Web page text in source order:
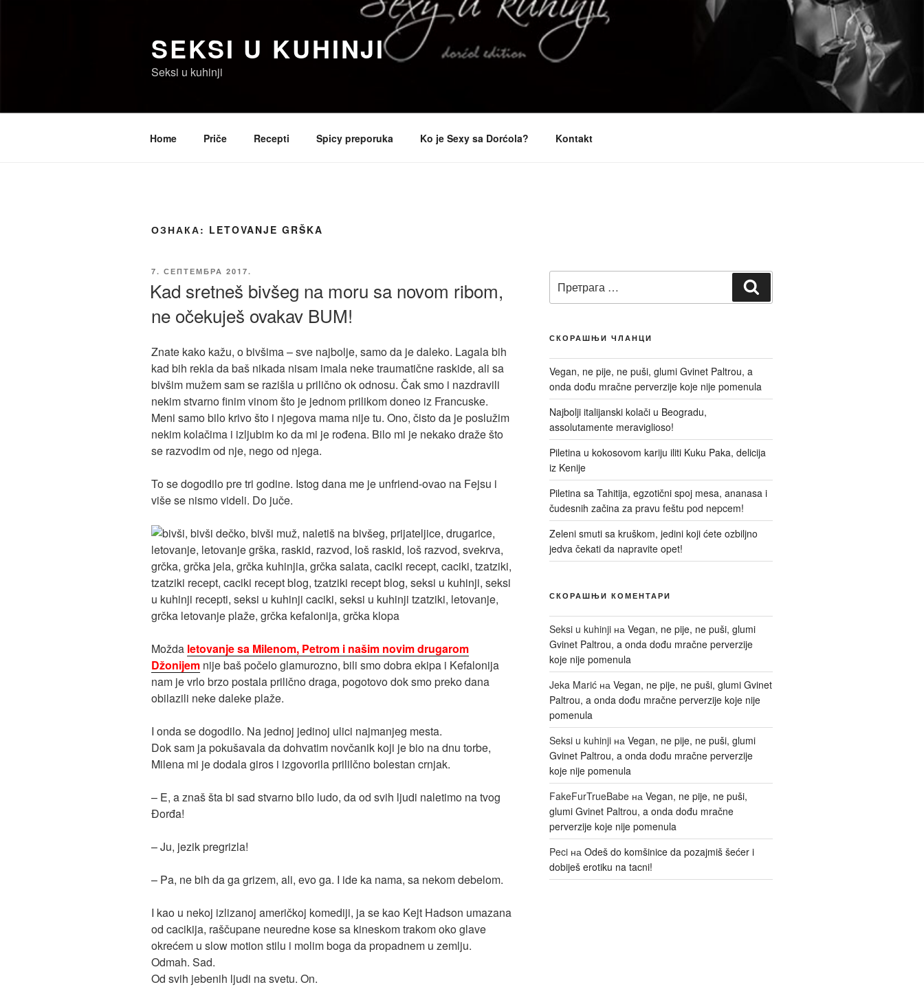
SEKSI U KUHINJI
Seksi u kuhinji
Home Priče Recepti Spicy preporuka Ko je Sexy sa Dorćola? Kontakt
ОЗНАКА: LETOVANJE GRŠKA
ОБЈАВЉЕНО
7. СЕПТЕМБРА 2017.
Kad sretneš bivšeg na moru sa novom ribom,
ne očekuješ ovakav BUM!
Znate kako kažu, o bivšima – sve najbolje, samo da je daleko. Lagala bih
kad bih rekla da baš nikada nisam imala neke traumatične raskide, ali sa
bivšim mužem sam se razišla u prilično ok odnosu. Čak smo i nazdravili
nekim stvarno finim vinom što je jednom prilikom doneo iz Francuske.
Meni samo bilo krivo što i njegova mama nije tu. Ono, čisto da je poslužim
nekim kolačima i izljubim ko da mi je rođena. Bilo mi je nekako draže što
se razvodim od nje, nego od njega.
To se dogodilo pre tri godine. Istog dana me je unfriend-ovao na Fejsu i
više se nismo videli. Do juče.
Možda letovanje sa Milenom, Petrom i našim novim drugarom
Džonijem nije baš počelo glamurozno, bili smo dobra ekipa i Kefalonija
nam je vrlo brzo postala prilično draga, pogotovo dok smo preko dana
obilazili neke daleke plaže.
I onda se dogodilo. Na jednoj jedinoj ulici najmanjeg mesta.
Dok sam ja pokušavala da dohvatim novčanik koji je bio na dnu torbe,
Milena mi je dodala giros i izgovorila prililčno bolestan crnjak.
– E, a znaš šta bi sad stvarno bilo ludo, da od svih ljudi naletimo na tvog
Đorđa!
– Ju, jezik pregrizla!
– Pa, ne bih da ga grizem, ali, evo ga. I ide ka nama, sa nekom debelom.
I kao u nekoj izlizanoj američkoj komediji, ja se kao Kejt Hadson umazana
od cacikija, raščupane neuredne kose sa kineskom trakom oko glave
okrećem u slow motion stilu i molim boga da propadnem u zemlju.
Odmah. Sad.
Od svih jebenih ljudi na svetu. On.
за:
СКОРАШЊИ ЧЛАНЦИ
Vegan, ne pije, ne puši, glumi Gvinet Paltrou, a
onda dođu mračne perverzije koje nije pomenula
Najbolji italijanski kolači u Beogradu,
assolutamente meraviglioso!
Piletina u kokosovom kariju iliti Kuku Paka, delicija
iz Kenije
Piletina sa Tahitija, egzotični spoj mesa, ananasa i
čudesnih začina za pravu feštu pod nepcem!
Zeleni smuti sa kruškom, jedini koji ćete ozbiljno
jedva čekati da napravite opet!
СКОРАШЊИ КОМЕНТАРИ
Seksi u kuhinjiна Vegan, ne pije, ne puši, glumi
Gvinet Paltrou, a onda dođu mračne perverzije
koje nije pomenula
Jeka Marićна Vegan, ne pije, ne puši, glumi Gvinet
Paltrou, a onda dođu mračne perverzije koje nije
pomenula
Seksi u kuhinjiна Vegan, ne pije, ne puši, glumi
Gvinet Paltrou, a onda dođu mračne perverzije
koje nije pomenula
FakeFurTrueBabeна Vegan, ne pije, ne puši,
glumi Gvinet Paltrou, a onda dođu mračne
perverzije koje nije pomenula
Peciна Odeš do komšinice da pozajmiš šećer i
dobiješ erotiku na tacni!